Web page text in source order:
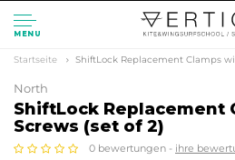
MENU
Startseite ShiftLock Replacement Clamps
North
ShiftLock Replacement
Screws (set of 2)
0 bewertungen - ihre